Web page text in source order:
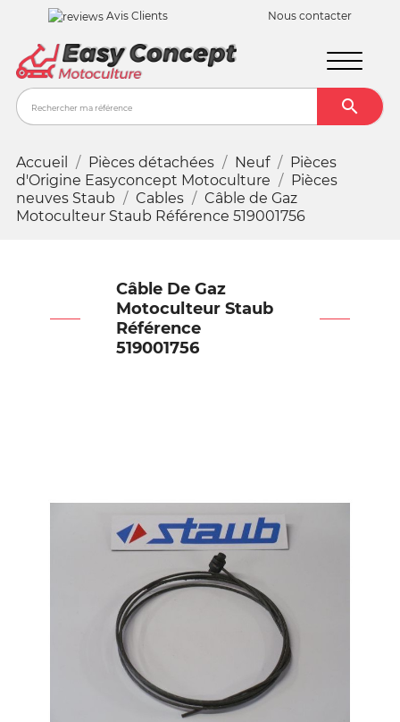
Avis Clients Nous contacter

Accueil Pièces détachées Neuf
Pièces
d'Origine Easyconcept Motoculture
Pièces
neuves Staub
Cables
Câble de Gaz
Motoculteur Staub Référence 519001756
Câble De Gaz
Motoculteur Staub
Référence
519001756